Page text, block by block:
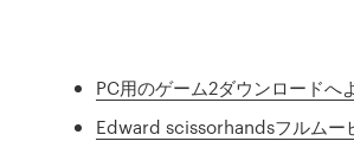
PC用のゲーム2ダウンロードへ
Edward scissorhandsフルムー